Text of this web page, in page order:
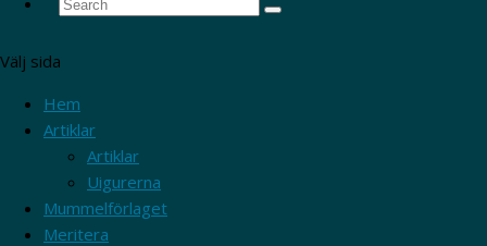
Välj sida
Hem
Artiklar
Artiklar
Uigurerna
Mummelförlaget
Meritera